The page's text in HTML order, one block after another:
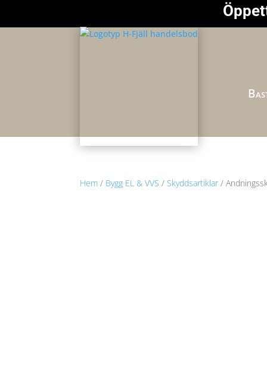
Hem / Bygg EL & VVS / Skyddsartiklar/